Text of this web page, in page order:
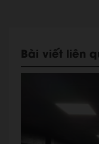
Bài viết liên